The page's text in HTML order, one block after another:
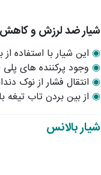
شیار ضد لرزش و کاهش
◉ این شیار با استفاده
◉ وجود پرکننده های
◉ انتقال فشار از نوک
◉ از بین بردن تاب تیغه
شیار بالانس